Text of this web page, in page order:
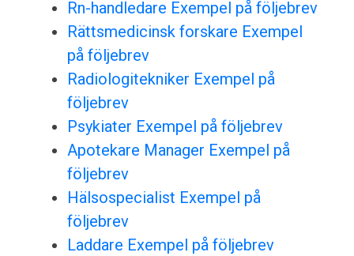
Rn-handledare Exempel på följebrev
Rättsmedicinsk forskare Exempel
på följebrev
Radiologitekniker Exempel på
följebrev
Psykiater Exempel på följebrev
Apotekare Manager Exempel på
följebrev
Hälsospecialist Exempel på
följebrev
Laddare Exempel på följebrev